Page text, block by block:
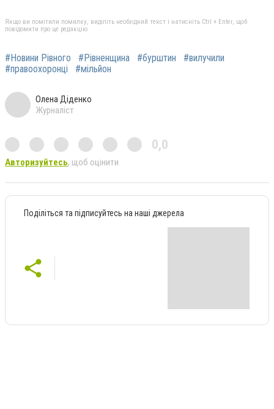
Якщо ви помітили помилку, виділіть необхідний текст і натисніть Ctrl + Enter, щоб
повідомити про це редакцію
#Новини Рівного #Рівненщина #бурштин
#вилучили
#правоохоронці
#мільйон
Олена Діденко
Журналіст
0,0
Авторизуйтесь, щоб оцінити
Поділіться та підписуйтесь на наші джерела